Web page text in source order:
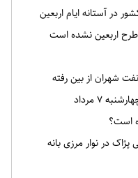
در آستانه ایام اربعین
۷ مرداد